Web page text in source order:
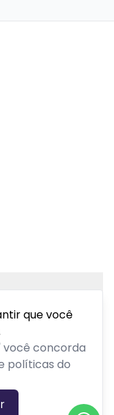
que você
você concorda
políticas do